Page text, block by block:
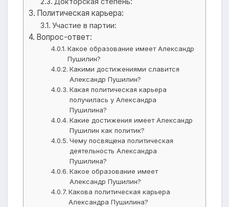
Политическая карьера:
Участие в партии:
Вопрос-ответ:
Какое образование имеет Александр
Пушилин?
Какими достижениями славится
Александр Пушилин?
Какая политическая карьера
получилась у Александра
Пушилина?
Какие достижения имеет Александр
Пушилин как политик?
Чему посвящена политическая
деятельность Александра
Пушилина?
Какое образование имеет
Александр Пушилин?
Какова политическая карьера
Александра Пушилина?